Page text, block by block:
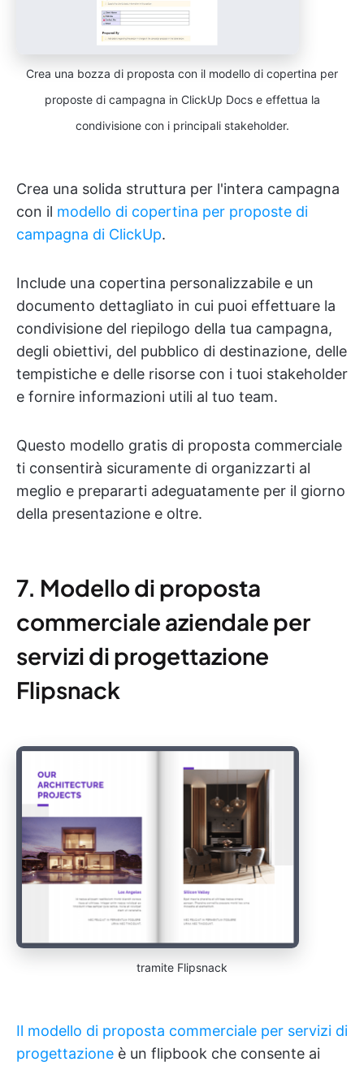
Crea una bozza di proposta con il modello di copertina per
proposte di campagna in ClickUp Docs e effettua la
condivisione con i principali stakeholder.
Crea una solida struttura per l'intera campagna
con il modello di copertina per proposte di
campagna di ClickUp.
Include una copertina personalizzabile e un
documento dettagliato in cui puoi effettuare la
condivisione del riepilogo della tua campagna,
degli obiettivi, del pubblico di destinazione, delle
tempistiche e delle risorse con i tuoi stakeholder
e fornire informazioni utili al tuo team.
Questo modello gratis di proposta commerciale
ti consentirà sicuramente di organizzarti al
meglio e prepararti adeguatamente per il giorno
della presentazione e oltre.
7. Modello di proposta
commerciale aziendale per
servizi di progettazione
Flipsnack
tramite Flipsnack
Il modello di proposta commerciale per servizi di
progettazione è un flipbook che consente ai